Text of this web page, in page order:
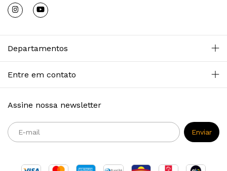
Departamentos
Entre em contato
Assine nossa newsletter